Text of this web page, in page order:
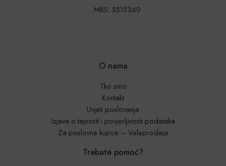
MBS: 5515360
O nama
Tko smo
Kontakt
Uvjeti poslovanja
Izjava o tajnosti i povjerljivosti podataka
Za poslovne kupce – Veleprodaja
Trebate pomoć?